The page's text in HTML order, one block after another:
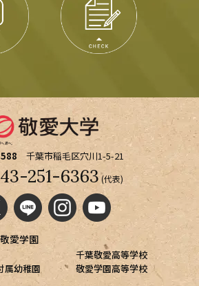
千葉市稲毛区穴川1-5-21
251-6363 (代表)
愛学園
千葉敬愛高等学校
属幼稚園
敬愛学園高等学校